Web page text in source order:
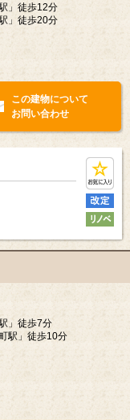
」徒歩12分
」徒歩20分
この建物について
お問い合わせ
」徒歩7分
駅」徒歩10分